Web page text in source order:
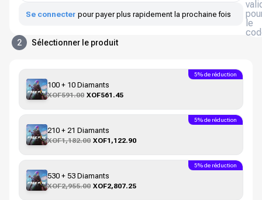
le
Se connecter pour payer plus rapidement la prochaine fois
2 Sélectionner le produit
100 + 10 Diamants
XOF591.00 XOF561.45
5% de réduction
210 + 21 Diamants
XOF1,182.00 XOF1,122.90
5% de réduction
530 + 53 Diamants
XOF2,955.00 XOF2,807.25
5% de réduction